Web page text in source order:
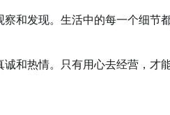
察和发现。生活中的每一个细节
和热情。只有用心去经营，才